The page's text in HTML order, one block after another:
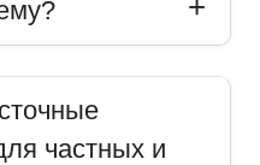
частных и